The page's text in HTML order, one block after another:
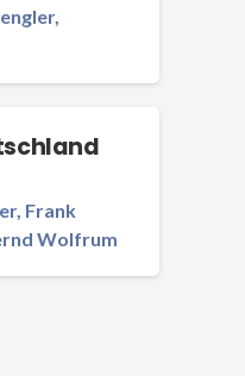
Frank
Wolfrum